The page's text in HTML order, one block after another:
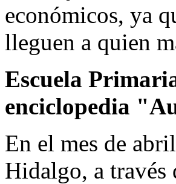
económicos, ya
lleguen a quien
Escuela
enciclopedia
En el mes de
Hidalgo, a través